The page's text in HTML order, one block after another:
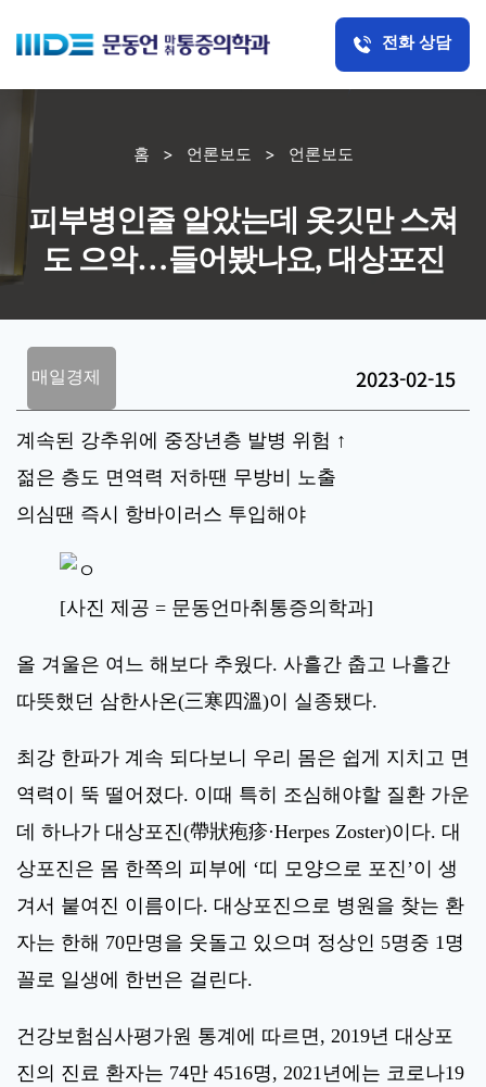
전화 상담
홈 > 언론보도 > 언론보도
피부병인줄 알았는데 옷깃만 스쳐
도 으악…들어봤나요, 대상포진
매일경제 2023-02-15
계속된 강추위에 중장년층 발병 위험 ↑
젊은 층도 면역력 저하땐 무방비 노출
의심땐 즉시 항바이러스 투입해야
[사진 제공 = 문동언마취통증의학과]
올 겨울은 여느 해보다 추웠다. 사흘간 춥고 나흘간
따뜻했던 삼한사온(三寒四溫)이 실종됐다.
최강 한파가 계속 되다보니 우리 몸은 쉽게 지치고 면
역력이 뚝 떨어졌다. 이때 특히 조심해야할 질환 가운
데 하나가 대상포진(帶狀疱疹·Herpes Zoster)이다. 대
상포진은 몸 한쪽의 피부에 ‘띠 모양으로 포진’이 생
겨서 붙여진 이름이다. 대상포진으로 병원을 찾는 환
자는 한해 70만명을 웃돌고 있으며 정상인 5명중 1명
꼴로 일생에 한번은 걸린다.
건강보험심사평가원 통계에 따르면, 2019년 대상포
진의 진료 환자는 74만 4516명, 2021년에는 코로나19